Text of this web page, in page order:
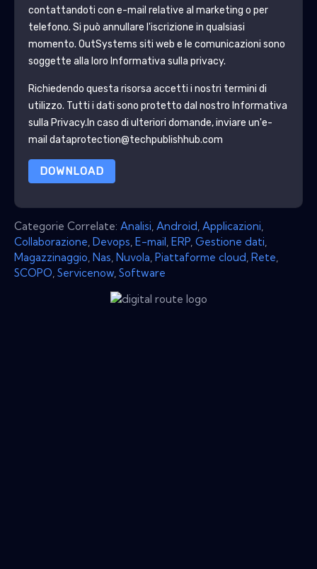
contattandoti con e-mail relative al marketing o per
telefono. Si può annullare l'iscrizione in qualsiasi
momento. OutSystems siti web e le comunicazioni sono
soggette alla loro Informativa sulla privacy.
Richiedendo questa risorsa accetti i nostri termini di
utilizzo. Tutti i dati sono protetto dal nostro Informativa
sulla Privacy.In caso di ulteriori domande, inviare un'e-
mail dataprotection@techpublishhub.com
DOWNLOAD
Categorie Correlate: Analisi Android Applicazioni
Collaborazione Devops E-mail ERP Gestione dati
Magazzinaggio Nas Nuvola Piattaforme cloud Rete
SCOPO Servicenow Software